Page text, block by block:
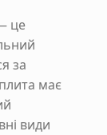
це
за
має
види